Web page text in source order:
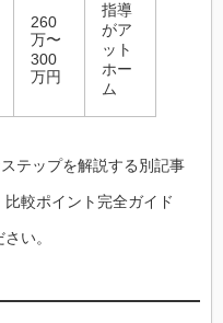
260
万〜
300
万円
指導
がア
ット
ホー
ム
テップを解説する別記事
比較ポイント完全ガイド
い。